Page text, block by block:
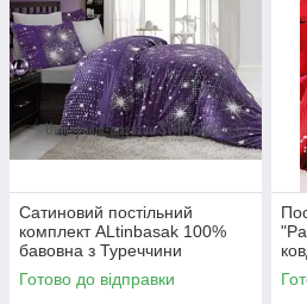
Сатиновий постільний
комплект ALtinbasak 100%
бавовна з Туреччини
двоспальний - євро
Готово до відправки